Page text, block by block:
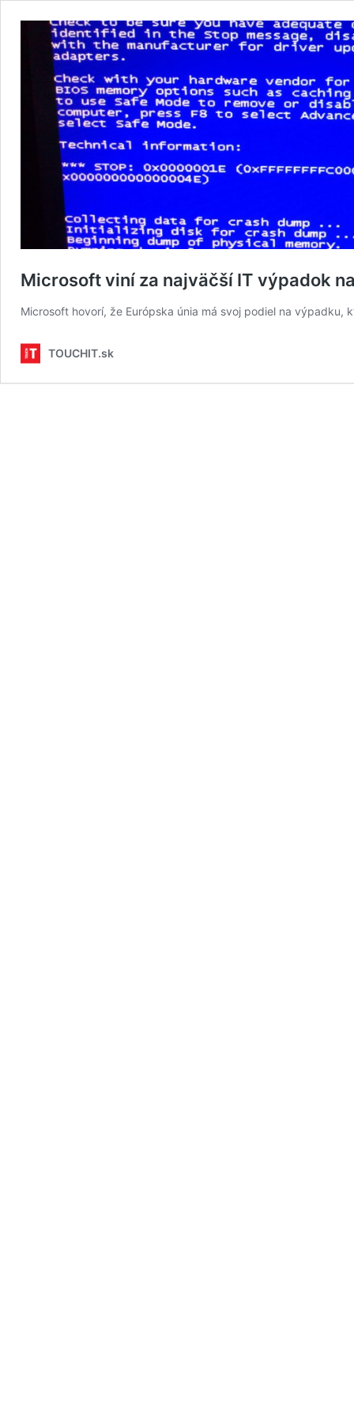
Microsoft viní za najväčší IT výpadok
Microsoft hovorí, že Európska únia má svoj podiel na výpadku,
TOUCHIT.sk